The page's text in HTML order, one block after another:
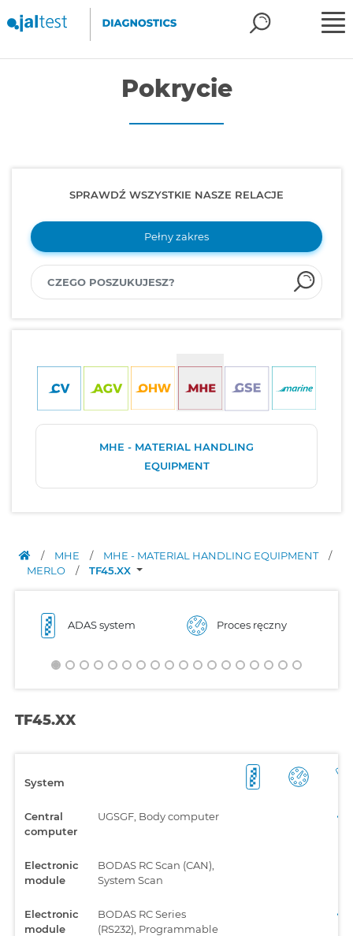
Pokrycie
SPRAWDŹ WSZYSTKIE NASZE RELACJE
Pełny zakres
MHE - MATERIAL HANDLING
EQUIPMENT
/ MHE / MHE - MATERIAL HANDLING EQUIPMENT
/
MERLO
/ TF45.XX
ADAS system Proces ręczny
TF45.XX
System
Central
computer
UGSGF, Body computer
Electronic
module
BODAS RC Scan (CAN),
System Scan
Electronic
module
BODAS RC Series
(RS232), Programmable